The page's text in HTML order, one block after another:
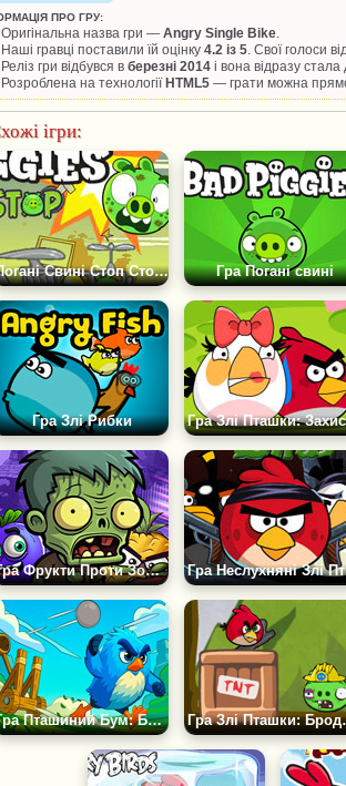
ПРО ГРУ:
Оригінальна назва гри — Angry Single Bike.
Наші гравці поставили їй оцінку 4.2 із 5. Свої голоси
Реліз гри відбувся в березні 2014 і вона відразу
Розроблена на технології HTML5 — грати можна
ігри:
Погані Свині Стоп Стоп Стоп Гра Погані свині
Гра Злі Рибки
Гра Фрукти Проти Зомбі
Гра Пташиний Бум: Битва Світів Гра